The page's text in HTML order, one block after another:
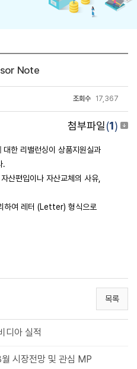
Note
조회수 17,367
첨부파일(1)
한 리밸런싱이 상품지원실과
.
산편입이나 자산교체의 사유,
하여 레터 (Letter) 형식으로
목록
아 실적
시장전망 및 관심 MP